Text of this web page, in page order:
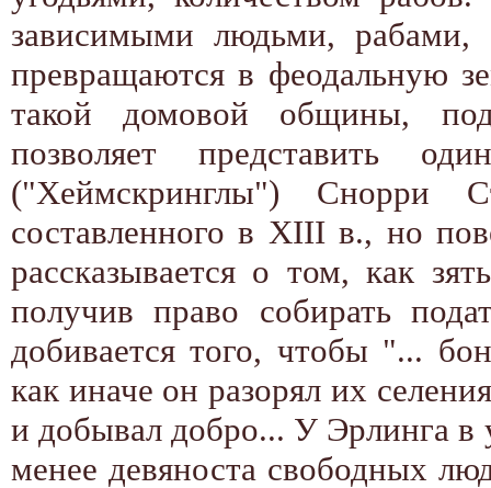
зависимыми людьми,
превращаются в феодальную
такой домовой общины,
позволяет представить
("Хеймскринглы") Снорри
составленного в XIII в., но
рассказывается о том, как
получив право собирать
добивается того, чтобы "...
как иначе он разорял их
и добывал добро... У Эрлинга в
менее девяноста свободных